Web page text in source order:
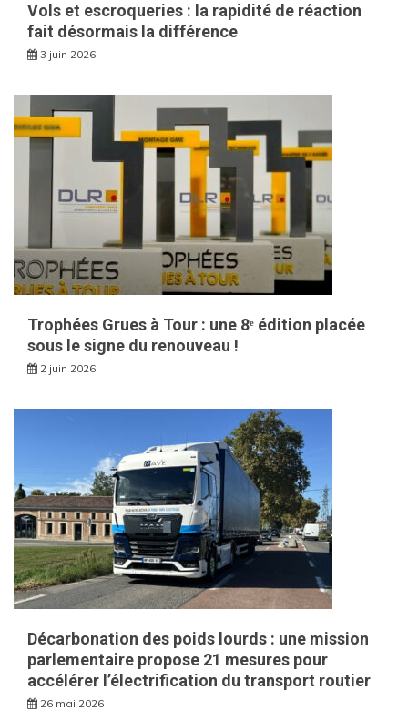
Vols et escroqueries : la rapidité de réaction
fait désormais la différence
3 juin 2026
Trophées Grues à Tour : une 8ᵉ édition placée
sous le signe du renouveau !
2 juin 2026
Décarbonation des poids lourds : une mission
parlementaire propose 21 mesures pour
accélérer l’électrification du transport routier
26 mai 2026